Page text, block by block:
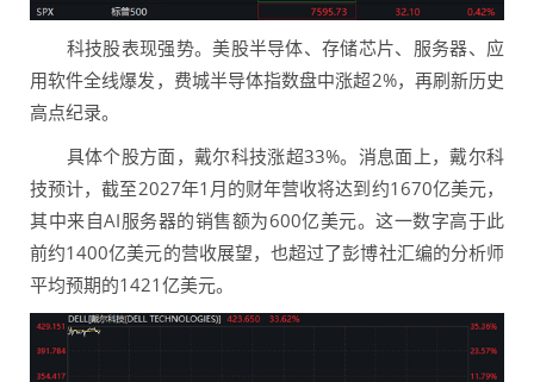
科技股表现强势。美股半导体、存储芯片、服务器、应
用软件全线爆发，费城半导体指数盘中涨超2%，再刷新历史
高点纪录。
具体个股方面，戴尔科技涨超33%。消息面上，戴尔科
技预计，截至2027年1月的财年营收将达到约1670亿美元，
其中来自AI服务器的销售额为600亿美元。这一数字高于此
前约1400亿美元的营收展望，也超过了彭博社汇编的分析师
平均预期的1421亿美元。